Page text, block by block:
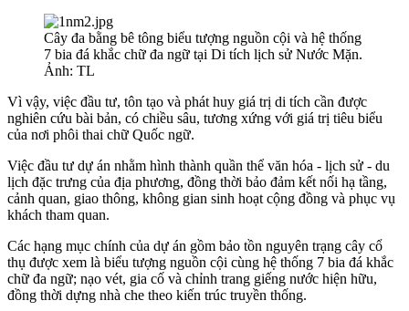
Cây đa bằng bê tông biểu tượng nguồn cội và hệ thống
7 bia đá khắc chữ đa ngữ tại Di tích lịch sử Nước Mặn.
Ảnh: TL
Vì vậy, việc đầu tư, tôn tạo và phát huy giá trị di tích cần được
nghiên cứu bài bản, có chiều sâu, tương xứng với giá trị tiêu biểu
của nơi phôi thai chữ Quốc ngữ.
Việc đầu tư dự án nhằm hình thành quần thể văn hóa - lịch sử - du
lịch đặc trưng của địa phương, đồng thời bảo đảm kết nối hạ tầng,
cảnh quan, giao thông, không gian sinh hoạt cộng đồng và phục vụ
khách tham quan.
Các hạng mục chính của dự án gồm bảo tồn nguyên trạng cây cổ
thụ được xem là biểu tượng nguồn cội cùng hệ thống 7 bia đá khắc
chữ đa ngữ; nạo vét, gia cố và chỉnh trang giếng nước hiện hữu,
đồng thời dựng nhà che theo kiến trúc truyền thống.